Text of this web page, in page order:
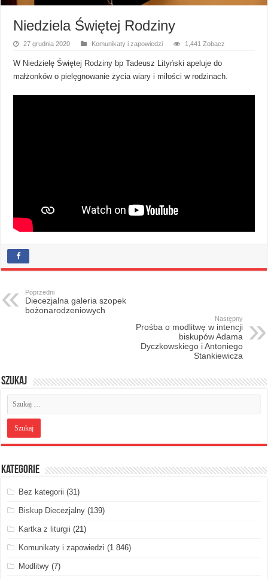
Niedziela Świętej Rodziny
27 grudnia 2020 Komunikaty i zapowiedzi 1,441 Zobacz
W Niedzielę Świętej Rodziny bp Tadeusz Lityński apeluje do
małżonków o pielęgnowanie życia wiary i miłości w rodzinach.
Poprzedni
Diecezjalna galeria szopek
bożonarodzeniowych
Następny
Prośba o modlitwę w intencji
biskupów Adama
Dyczkowskiego i Antoniego
Stankiewicza
Szukaj
Kategorie
Bez kategorii (31)
Biskup Diecezjalny (139)
Kartka z liturgii (21)
Komunikaty i zapowiedzi (1 846)
Modlitwy (7)